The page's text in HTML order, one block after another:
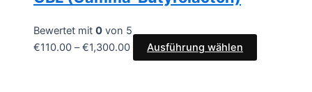
Bewertet mit 0 von 5
€110.00 –€1,300.00 Ausführung wählen